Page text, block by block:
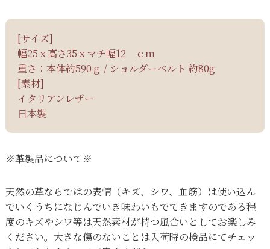
[サイズ]
幅25ｘ高さ35ｘマチ幅12 ｃｍ
重さ：本体約590ｇ / ショルダーベルト 約80g
[素材]
イタリアンレザー
日本製
※革製品について※
天然の革ならではの表情（キズ、シワ、血筋）は使い込ん
でいくうちになじんでいき味わいもでてきますのである程
度のキズやシワ等は天然素材が持つ風合いとしてお楽しみ
ください。大きな傷のないことは入荷時の検品にてチェッ